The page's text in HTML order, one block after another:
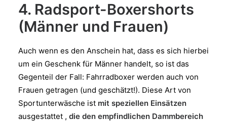
4. Radsport-Boxershorts
(Männer und Frauen)
Auch wenn es den Anschein hat, dass es sich hierbei
um ein Geschenk für Männer handelt, so ist das
Gegenteil der Fall: Fahrradboxer werden auch von
Frauen getragen (und geschätzt!). Diese Art von
Sportunterwäsche ist mit speziellen Einsätzen
ausgestattet , die den empfindlichen Dammbereich